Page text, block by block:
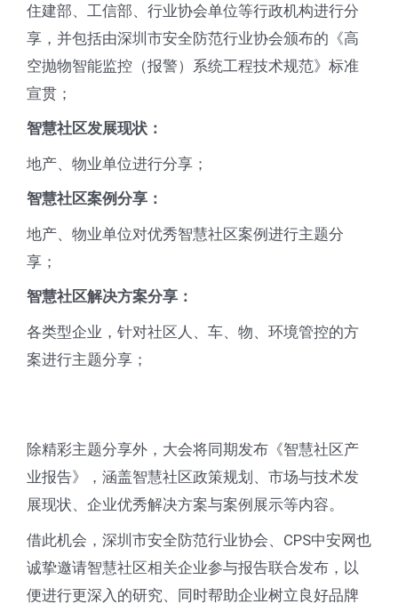
住建部、工信部、行业协会单位等行政机构进行分
享，并包括由深圳市安全防范行业协会颁布的《高
空抛物智能监控（报警）系统工程技术规范》标准
宣贯；
智慧社区发展现状：
地产、物业单位进行分享；
智慧社区案例分享：
地产、物业单位对优秀智慧社区案例进行主题分
享；
智慧社区解决方案分享：
各类型企业，针对社区人、车、物、环境管控的方
案进行主题分享；
除精彩主题分享外，大会将同期发布《智慧社区产
业报告》，涵盖智慧社区政策规划、市场与技术发
展现状、企业优秀解决方案与案例展示等内容。
借此机会，深圳市安全防范行业协会、CPS中安网也
诚挚邀请智慧社区相关企业参与报告联合发布，以
便进行更深入的研究、同时帮助企业树立良好品牌